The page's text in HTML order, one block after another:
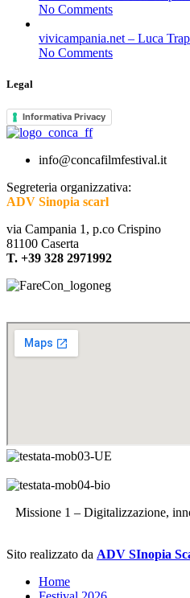
No Comments
vivicampania.net – Luca
No Comments
Legal
Informativa Privacy
info@concafilmfestival.it
Segreteria organizzativa:
ADV Sinopia scarl
via Campania 1, p.co Crispino
81100 Caserta
T. +39 328 2971992
Missione 1 – Digitalizzazione,
Sito realizzato da ADV SInopia
Home